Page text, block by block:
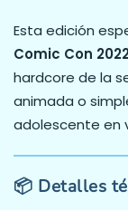
Esta edición
Comic Con
hardcore de la
animada o
adolescente en
📦 Detalles